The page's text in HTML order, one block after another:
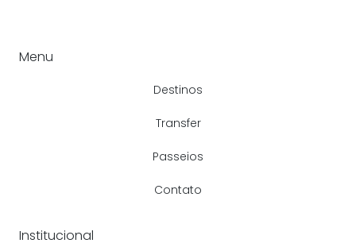
Institucional
Menu
Destinos
Transfer
Passeios
Contato